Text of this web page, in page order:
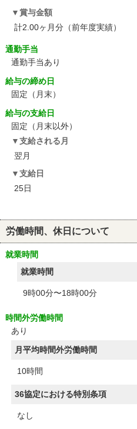
賞与金額
計2.00ヶ月分（前年度実績）
通勤手当
通勤手当あり
給与の締め日
固定（月末）
給与の支給日
固定（月末以外）
支給される月
翌月
支給日
25日
労働時間、休日について
就業時間
就業時間
9時00分〜18時00分
時間外労働時間
あり
月平均時間外労働時間
10時間
36協定における特別条項
なし